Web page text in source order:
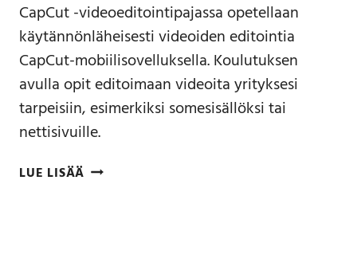
CapCut -videoeditointipajassa opetellaan
käytännönläheisesti videoiden editointia
CapCut-mobiilisovelluksella. Koulutuksen
avulla opit editoimaan videoita yrityksesi
tarpeisiin, esimerkiksi somesisällöksi tai
nettisivuille.
LUE LISÄÄ